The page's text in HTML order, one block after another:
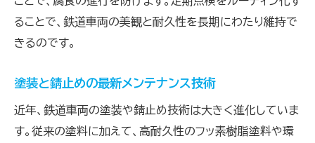
ることで、鉄道車両の美観と耐久性を長期にわたり維持で
きるのです。
塗装と錆止めの最新メンテナンス技術
近年、鉄道車両の塗装や錆止め技術は大きく進化していま
す。従来の塗料に加えて、高耐久性のフッ素樹脂塗料や環